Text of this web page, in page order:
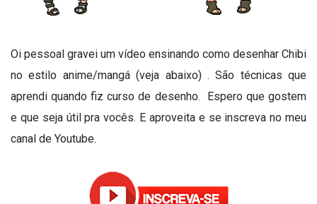
Oi pessoal gravei um vídeo ensinando como desenhar Chibi
no estilo anime/mangá (veja abaixo) . São técnicas que
aprendi quando fiz curso de desenho.
Espero que gostem
e que seja útil pra vocês. E aproveita e se inscreva no meu
canal de Youtube.